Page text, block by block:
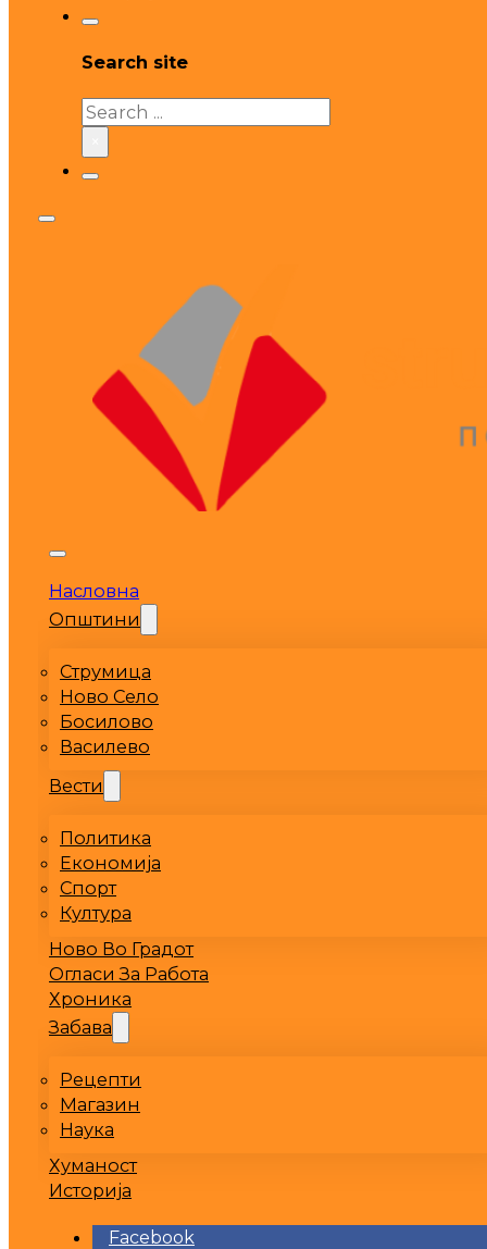
Search site
Search
Насловна
Општини
Струмица
Ново Село
Босилово
Василево
Вести
Политика
Економија
Спорт
Култура
Ново Во Градот
Огласи За Работа
Хроника
Забава
Рецепти
Магазин
Наука
Хуманост
Историја
Facebook